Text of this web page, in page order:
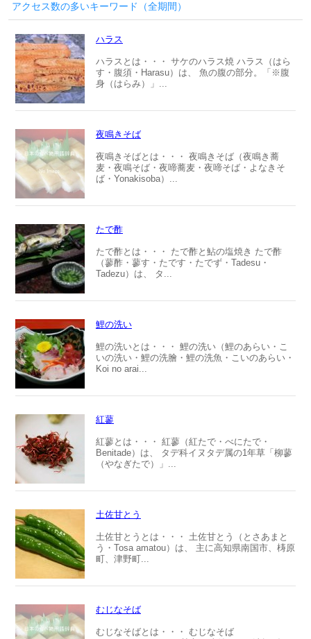
アクセス数の多いキーワード（全期間）
ハラス
ハラスとは・・・ サケのハラス焼 ハラス（はら
す・腹須・Harasu）は、 魚の腹の部分。「※腹
身（はらみ）」...
夜鳴きそば
夜鳴きそばとは・・・ 夜鳴きそば（夜鳴き蕎
麦・夜鳴そば・夜啼蕎麦・夜啼そば・よなきそ
ば・Yonakisoba）...
たで酢
たで酢とは・・・ たで酢と鮎の塩焼き たで酢
（蓼酢・蓼す・たです・たでず・Tadesu・
Tadezu）は、 タ...
鯉の洗い
鯉の洗いとは・・・ 鯉の洗い（鯉のあらい・こ
いの洗い・鯉の洗膾・鯉の洗魚・こいのあらい・
Koi no arai...
紅蓼
紅蓼とは・・・ 紅蓼（紅たで・べにたで・
Benitade）は、 タデ科イヌタデ属の1年草「柳蓼
（やなぎたで）」...
土佐甘とう
土佐甘とうとは・・・ 土佐甘とう（とさあまと
う・Tosa amatou）は、 主に高知県南国市、梼原
町、津野町...
むじなそば
むじなそばとは・・・ むじなそば